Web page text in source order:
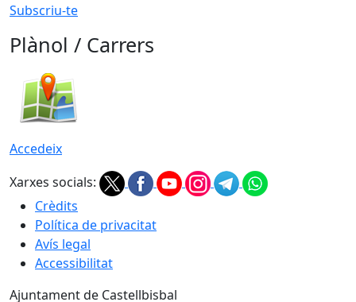
Subscriu-te
Plànol / Carrers
Accedeix
Xarxes socials:
Crèdits
Política de privacitat
Avís legal
Accessibilitat
Ajuntament de Castellbisbal